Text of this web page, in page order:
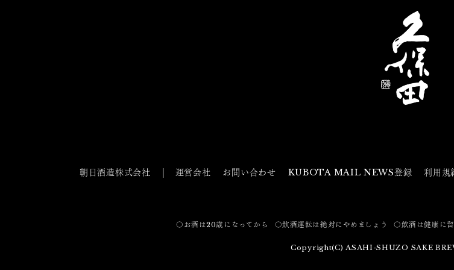
朝日酒造株式会社 運営会社 お問い合わせ KUBOTA MAIL NEWS登録 利用規
〇お酒は20歳になってから 〇飲酒運転は絶対にやめましょう 〇飲酒は健康に
Copyright(C) ASAHI-SHUZO SAKE